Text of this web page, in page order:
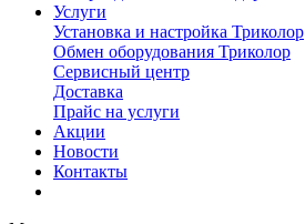
Услуги
Установка и настройка Триколор
Обмен оборудования Триколор
Сервисный центр
Доставка
Прайс на услуги
Акции
Новости
Контакты